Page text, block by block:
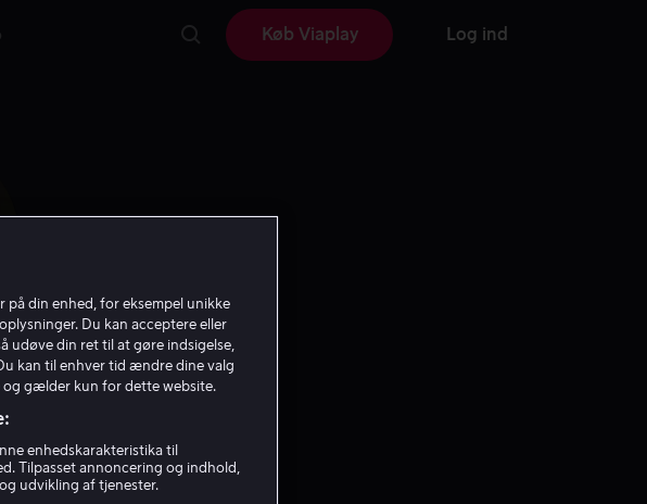
Køb Viaplay Log ind
din enhed, for eksempel unikke
Du kan acceptere eller
udøve din ret til at gøre indsigelse,
kan til enhver tid ændre dine valg
og gælder kun for dette website.
enhedskarakteristika til
Tilpasset annoncering og indhold,
udvikling af tjenester.